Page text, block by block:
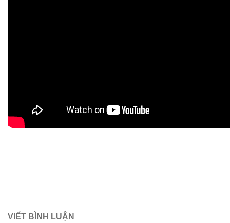
VIẾT BÌNH LUẬN